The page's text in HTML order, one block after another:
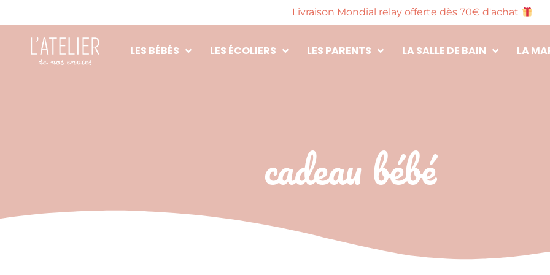
au
contenu
Livraison Mondial relay offerte dès 70€ d'achat
LES BÉBÉS LES ÉCOLIERS LES PARENTS LA SALLE DE BAIN LA
cadeau bébé